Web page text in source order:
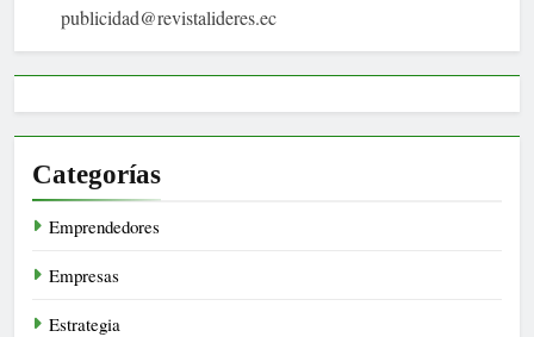
publicidad@revistalideres.ec
Categorías
Emprendedores
Empresas
Estrategia